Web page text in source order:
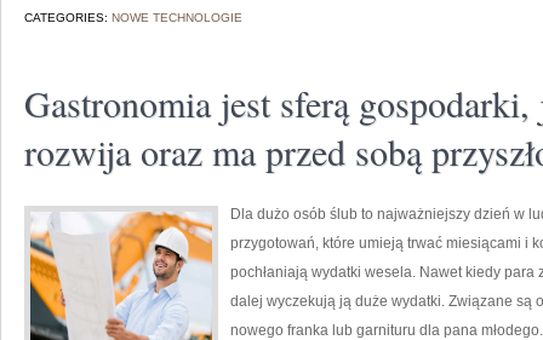
CATEGORIES: NOWE TECHNOLOGIE
Gastronomia jest sferą
rozwija oraz ma przed sobą
Dla dużo osób ślub to najważniejszy dzień w
przygotowań, które umieją trwać miesiącami i
pochłaniają wydatki wesela. Nawet kiedy
dalej wyczekują ją duże wydatki. Związane są
nowego franka lub garnituru dla pana